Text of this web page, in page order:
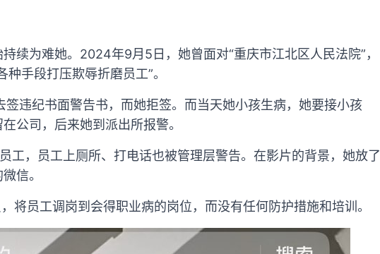
续为难她。2024年9月5日，她曾面对“重庆市江北区人民法院”，
手段打压欺辱折磨员工”。
违纪书面警告书，而她拒签。而当天她小孩生病，她要接小孩
公司，后来她到派出所报警。
工，员工上厕所、打电话也被管理层警告。在影片的背景，她放了
信。
将员工调岗到会得职业病的岗位，而没有任何防护措施和培训。